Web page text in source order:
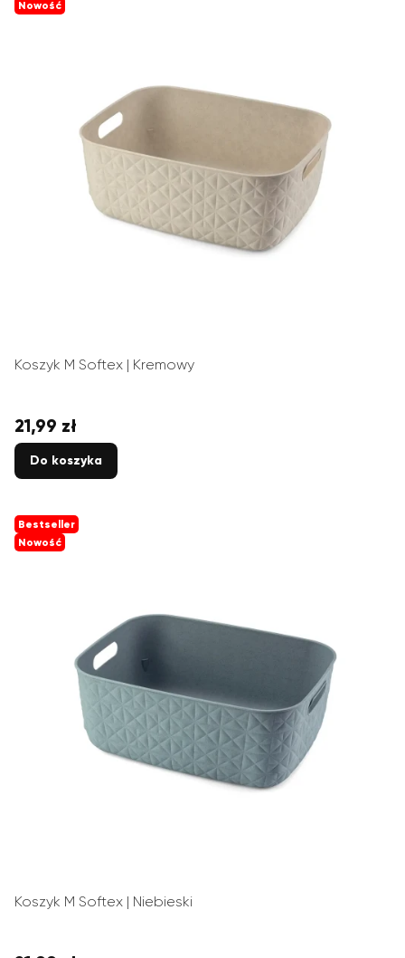
Nowość
Koszyk M Softex | Kremowy
Cena
21,99 zł
Do koszyka
Bestseller
Nowość
Koszyk M Softex | Niebieski